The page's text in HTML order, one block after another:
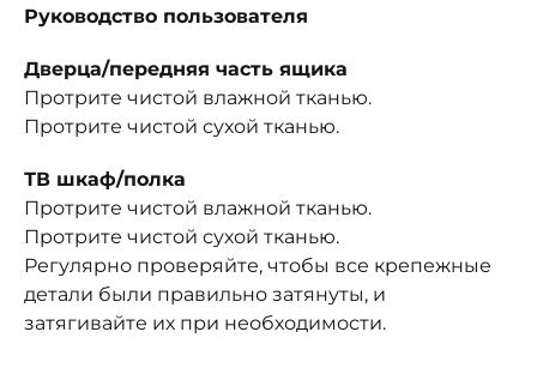
Руководство пользователя
Дверца/передняя часть ящика
Протрите чистой влажной тканью.
Протрите чистой сухой тканью.
ТВ шкаф/полка
Протрите чистой влажной тканью.
Протрите чистой сухой тканью.
Регулярно проверяйте, чтобы все крепежные
детали были правильно затянуты, и
затягивайте их при необходимости.